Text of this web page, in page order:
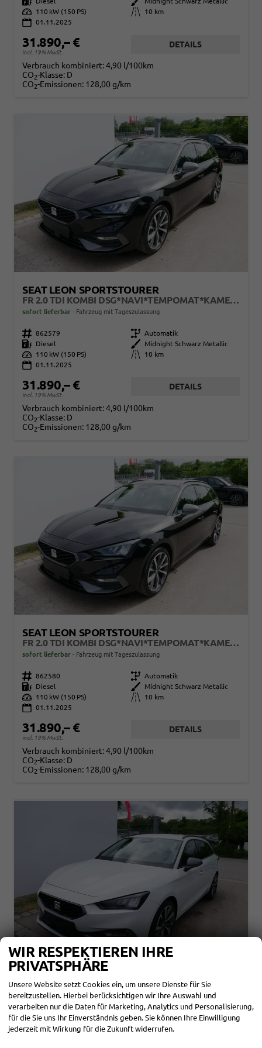
Leistung
110 kW (150 PS) Kilometerstand
10 km
01.11.2025
31.890,– €
incl. 19% MwSt.
DETAILS
Verbrauch kombiniert:4,90 l/100km
CO2-Klasse: D
CO2-Emissionen: 128,00 g/km
SEAT LEON SPORTSTOURER
FR 2.0 TDI KOMBI DSG*NAVI*TEMPOMAT*KAMERA*KEYLESS-GO*VIRTUAL COCKPIT*
sofort lieferbar Fahrzeug mit Tageszulassung
Fahrzeugnr. 862579 Getriebe Automatik
Kraftstoff
Diesel Außenfarbe
Midnight Schwarz Metallic
Leistung
110 kW (150 PS) Kilometerstand
10 km
01.11.2025
31.890,– €
incl. 19% MwSt.
DETAILS
Verbrauch kombiniert:4,90 l/100km
CO2-Klasse: D
CO2-Emissionen: 128,00 g/km
SEAT LEON SPORTSTOURER
FR 2.0 TDI KOMBI DSG*NAVI*TEMPOMAT*KAMERA*KEYLESS-GO*VIRTUAL COCKPIT*
sofort lieferbar Fahrzeug mit Tageszulassung
Fahrzeugnr. 862580 Getriebe Automatik
Kraftstoff
Diesel Außenfarbe
Midnight Schwarz Metallic
Leistung
110 kW (150 PS) Kilometerstand
10 km
01.11.2025
31.890,– €
incl. 19% MwSt.
DETAILS
Verbrauch kombiniert:4,90 l/100km
CO2-Klasse: D
CO2-Emissionen: 128,00 g/km
SEAT LEON SPORTSTOURER
sofort lieferbar Fahrzeug mit Tageszulassung
Fahrzeugnr. 862618 Getriebe Automatik
Kraftstoff Diesel Außenfarbe Nevadaweiß Metallic
WIR RESPEKTIEREN IHRE
PRIVATSPHÄRE
Unsere Website setzt Cookies ein, um unsere Dienste für Sie
bereitzustellen. Hierbei berücksichtigen wir Ihre Auswahl und
verarbeiten nur die Daten für Marketing, Analytics und Personalisierung,
für die Sie uns Ihr Einverständnis geben. Sie können Ihre Einwilligung
jederzeit mit Wirkung für die Zukunft widerrufen.